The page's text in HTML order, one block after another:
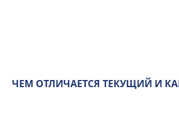
ЧЕМ ОТЛИЧАЕТСЯ ТЕКУЩИЙ И